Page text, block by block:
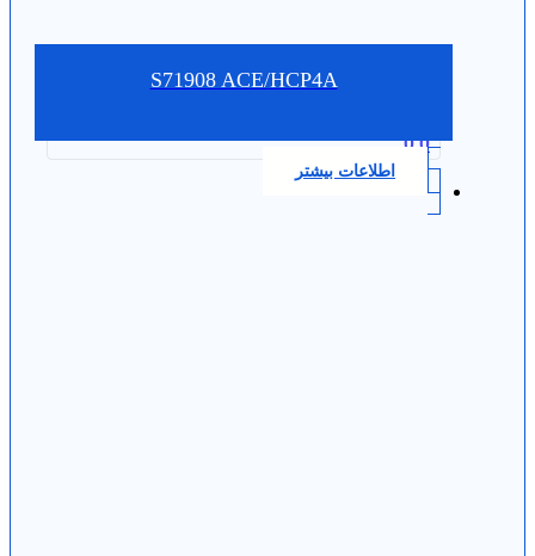
S71908 ACE/HCP4A
0.0
اطلاعات بیشتر